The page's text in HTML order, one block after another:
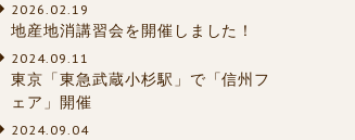
2026.02.19
地産地消講習会を開催しました！
2024.09.11
東京「東急武蔵小杉駅」で「信州フ
ェア」開催
2024.09.04